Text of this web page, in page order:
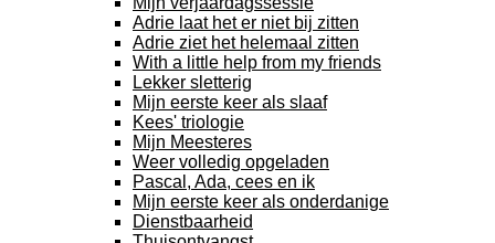
Adrie laat het er niet bij zitten
Adrie ziet het helemaal zitten
With a little help from my friends
Lekker sletterig
Mijn eerste keer als slaaf
Kees' triologie
Mijn Meesteres
Weer volledig opgeladen
Pascal, Ada, cees en ik
Mijn eerste keer als onderdanige
Dienstbaarheid